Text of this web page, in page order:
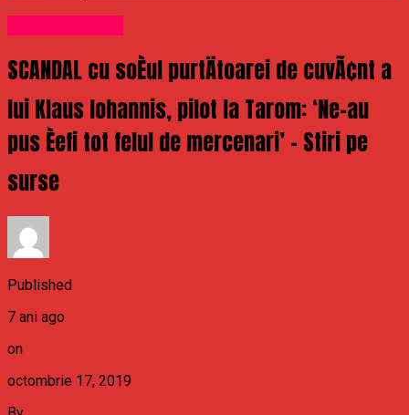
SCANDAL cu soÈul purtÄtoarei de cuvÃ¢nt a
lui Klaus Iohannis, pilot la Tarom: ‘Ne-au
pus Èefi tot felul de mercenari’ – Stiri pe
surse
Published
7 ani ago
on
octombrie 17, 2019